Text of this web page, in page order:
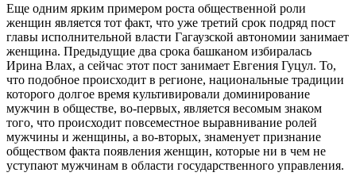
Еще одним ярким примером роста общественной роли
женщин является тот факт, что уже третий срок подряд пост
главы исполнительной власти Гагаузской автономии занимает
женщина. Предыдущие два срока башканом избиралась
Ирина Влах, а сейчас этот пост занимает Евгения Гуцул. То,
что подобное происходит в регионе, национальные традиции
которого долгое время культивировали доминирование
мужчин в обществе, во-первых, является весомым знаком
того, что происходит повсеместное выравнивание ролей
мужчины и женщины, а во-вторых, знаменует признание
обществом факта появления женщин, которые ни в чем не
уступают мужчинам в области государственного управления.